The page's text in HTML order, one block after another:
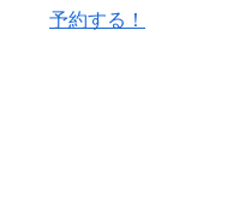
予約する！